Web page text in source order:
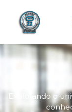
Explorando o